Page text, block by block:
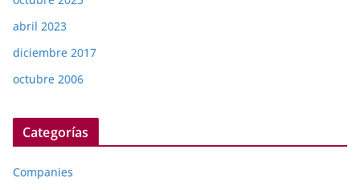
abril 2023
diciembre 2017
octubre 2006
Categorías
Companies